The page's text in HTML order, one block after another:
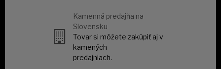
Kamenná predajňa na
Slovensku
Tovar si môžete zakúpiť aj v
kamených
predajniach.